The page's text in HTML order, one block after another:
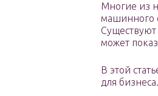
Многие из
машинного
может
В этой
для бизнеса.